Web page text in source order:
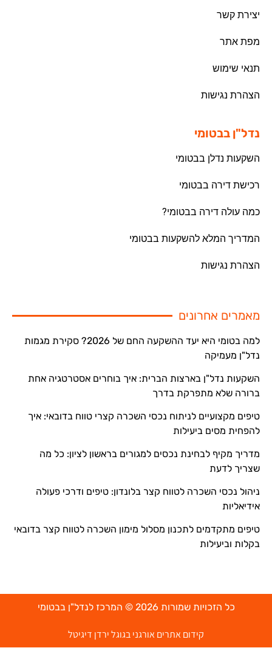
יצירת קשר
מפת אתר
תנאי שימוש
הצהרת נגישות
נדל"ן בבטומי
השקעות נדלן בבטומי
רכישת דירה בבטומי
כמה עולה דירה בבטומי?
המדריך המלא להשקעות בבטומי
הצהרת נגישות
מאמרים אחרונים
למה בטומי היא יעד ההשקעה החם של 2026? סקירת מגמות
נדל"ן מעמיקה
השקעות נדל"ן בארצות הברית: איך בוחרים אסטרטגיה אחת
ברורה שלא מתפרקת בדרך
טיפים מקצועיים לניתוח נכסי השכרה קצרי טווח בדובאי: איך
להפחית מסים ביעילות
מדריך מקיף לבחינת נכסים למגורים בראשון לציון: כל מה
שצריך לדעת
ניהול נכסי השכרה לטווח קצר בלונדון: טיפים ודרכי פעולה
אידיאליות
טיפים מתקדמים לתכנון מסלול מימון השכרה לטווח קצר בדובאי
בקלות וביעילות
כל הזכויות שמורות 2026 © המרכז לנדל"ן בבטומי
קידום אתרים אורגני בגוגל ירדן דיגיטל